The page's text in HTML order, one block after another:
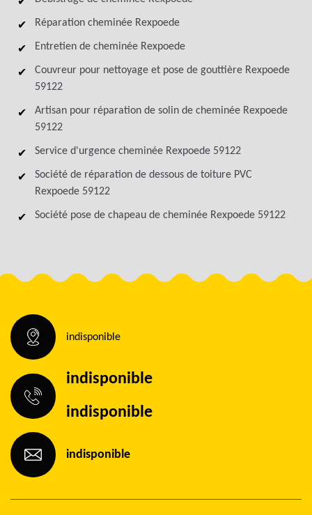
Réparation cheminée Rexpoede
Entretien de cheminée Rexpoede
Couvreur pour nettoyage et pose de gouttière Rexpoede
59122
Artisan pour réparation de solin de cheminée Rexpoede
59122
Service d'urgence cheminée Rexpoede 59122
Société de réparation de dessous de toiture PVC
Rexpoede 59122
Société pose de chapeau de cheminée Rexpoede 59122
indisponible
indisponible
indisponible
indisponible